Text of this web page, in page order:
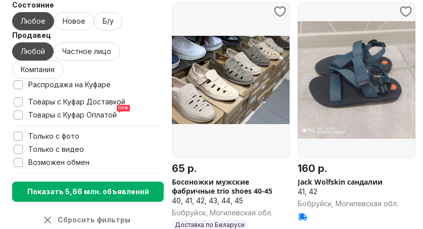
Состояние
Любое
Новое
Б/у
Продавец
Любой
Частное лицо
Компания
Распродажа на Куфаре
Товары с Куфар Доставкой
Товары с Куфар Оплатой
Только с фото
Только с видео
Возможен обмен
Показать 5,66 млн. объявлений
Сбросить фильтры
65 р.
Босоножки мужские
фабричные trio shoes 40-45
40, 41, 42, 43, 44, 45
Бобруйск, Могилевская обл.
Доставка по Беларуси
160 р.
Jack Wolfskin сандалии
41, 42
Бобруйск, Могилевская обл.